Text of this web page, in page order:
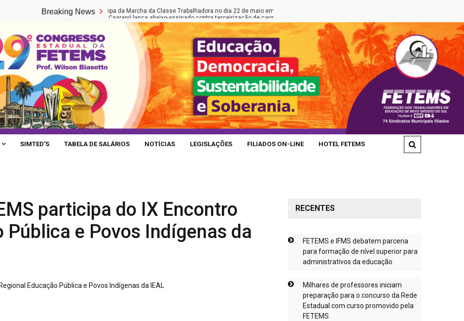
Breaking News
Fetems participa da Marcha da Classe Trabalhadora no dia 22 de maio em Brasília
Educação de Caarapó lança abaixo-assinado contra terceirização de cargos na Rede Municipal
SIMTED’S TABELA DE SALÁRIOS NOTÍCIAS LEGISLAÇÕES FILIADOS ON-LINE HOTEL FETEMS
participa do IX Encontro
Pública e Povos Indígenas da
RECENTES
FETEMS e IFMS debatem parceria
para formação de nível superior para
administrativos da educação
Milhares de professores iniciam
preparação para o concurso da Rede
Estadual com curso promovido pela
FETEMS